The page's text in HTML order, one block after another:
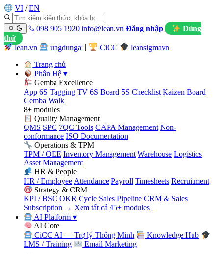
VI / EN
098 905 1920 info@lean.vn Đăng nhập
Dùng
thử
lean.vn
ungdungai CiCC leansigmavn
Trang chủ
Phân Hệ▾
Gemba Excellence
App 6S Tagging TV 6S Board 5S Checklist Kaizen Board
Gemba Walk
8+ modules
Quality Management
QMS SPC 7QC Tools CAPA Management Non-
conformance ISO Documentation
Operations & TPM
TPM / OEE Inventory Management Warehouse Logistics
Asset Management
HR & People
HR / Employee Attendance Payroll Timesheets Recruitment
Strategy & CRM
KPI / BSC OKR Cycle Sales Pipeline CRM & Sales
Subscription → Xem tất cả 45+ modules
AI Platform▾
AI Core
CiCC AI — Trợ lý Thông Minh
Knowledge Hub
LMS / Training
Email Marketing